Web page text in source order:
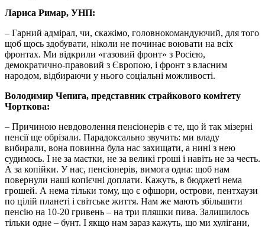
Лариса Римар, УНП:
– Гарний адмірал, чи, скажімо, головнокомандуючий, для того
щоб щось здобувати, ніколи не починає воювати на всіх
фронтах. Ми відкрили «газовий фронт» з Росією,
демократично-правовий з Європою, і фронт з власним
народом, відбираючи у нього соціальні можливості.
Володимир Чепига, представник страйкового комітету
Чорткова:
– Причиною невдоволення пенсіонерів є те, що й так мізерні
пенсії ще обрізали. Парадоксально звучить: ми владу
вибирали, вона повинна була нас захищати, а нині з нею
судимось. І не за маєтки, не за великі гроші і навіть не за честь.
А за копійки. У нас, пенсіонерів, вимога одна: щоб нам
повернули наші копієчні доплати. Кажуть, в бюджеті нема
грошей. А нема тільки тому, що є офшори, острови, пентхаузи
по цілій планеті і світське життя. Нам же мають збільшити
пенсію на 10-20 гривень – на три пляшки пива. Залишилось
тільки одне – бунт. І якщо нам зараз кажуть, що ми хулігани,